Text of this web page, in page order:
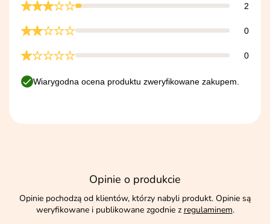
2
0
0
Wiarygodna ocena produktu zweryfikowane zakupem.
Opinie o produkcie
Opinie pochodzą od klientów, którzy nabyli produkt. Opinie są
weryfikowane i publikowane zgodnie z regulaminem.